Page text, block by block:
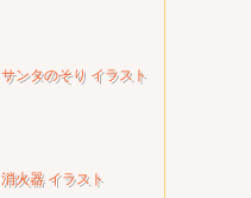
サンタのそり イラスト
消火器 イラスト